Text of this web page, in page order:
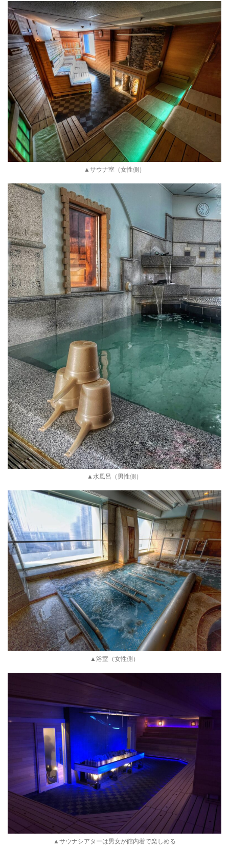
▲サウナ室（女性側）
▲水風呂（男性側）
▲浴室（女性側）
▲サウナシアターは男女が館内着で楽しめる